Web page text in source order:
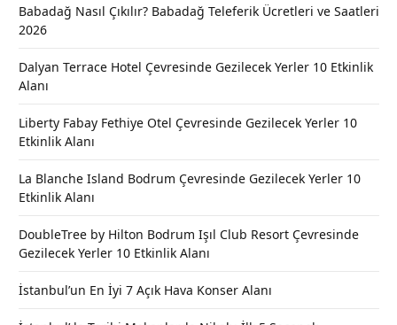
Babadağ Nasıl Çıkılır? Babadağ Teleferik Ücretleri ve Saatleri
2026
Dalyan Terrace Hotel Çevresinde Gezilecek Yerler 10 Etkinlik
Alanı
Liberty Fabay Fethiye Otel Çevresinde Gezilecek Yerler 10
Etkinlik Alanı
La Blanche Island Bodrum Çevresinde Gezilecek Yerler 10
Etkinlik Alanı
DoubleTree by Hilton Bodrum Işıl Club Resort Çevresinde
Gezilecek Yerler 10 Etkinlik Alanı
İstanbul’un En İyi 7 Açık Hava Konser Alanı